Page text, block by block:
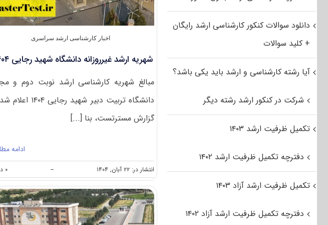
اخبار کارشناسی ارشد سراسری
شهریه ارشد غیرروزانه دانشگاه شهید رجایی ۱۴۰۴
مبالغ شهریه کارشناسی ارشد نوبت دوم و
دانشگاه تربیت دبیر شهید رجایی
گزارش مسترتست، بنا [...]
ادامه
انتشار در: ۲۲ آبان, ۱۴۰۴ -- ۰ دیدگاه
دانلود سوالات کنکور کارشناسی ارشد رایگان
+ کلید سوالات
آیا رشته کارشناسی و ارشد باید یکی باشد؟
شرکت در کنکور ارشد رشته دیگر
تکمیل ظرفیت ارشد ۱۴۰۳
دفترچه تکمیل ظرفیت ارشد ۱۴۰۲
تکمیل ظرفیت ارشد آزاد ۱۴۰۳
دفترچه تکمیل ظرفیت ارشد آزاد ۱۴۰۲